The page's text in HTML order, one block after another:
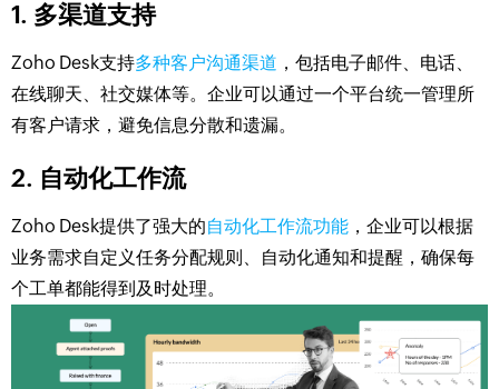
1. 多渠道支持
Zoho Desk支持多种客户沟通渠道 ，包括电子邮件、电话、
在线聊天、社交媒体等。企业可以通过一个平台统一管理所
有客户请求，避免信息分散和遗漏。
2. 自动化工作流
Zoho Desk提供了强大的自动化工作流功能 ，企业可以根据
业务需求自定义任务分配规则、自动化通知和提醒，确保每
个工单都能得到及时处理。